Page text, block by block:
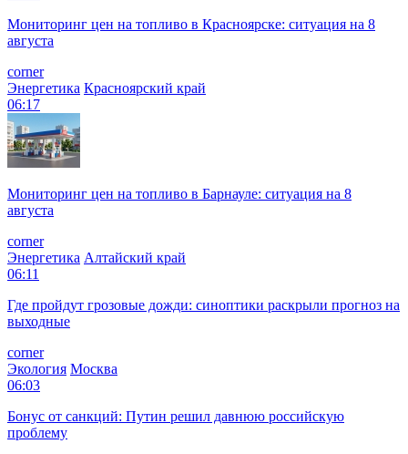
Мониторинг цен на топливо в Красноярске: ситуация на 8
августа
corner
Энергетика Красноярский край
06:17
Мониторинг цен на топливо в Барнауле: ситуация на 8
августа
corner
Энергетика Алтайский край
06:11
Где пройдут грозовые дожди: синоптики раскрыли прогноз на
выходные
corner
Экология Москва
06:03
Бонус от санкций: Путин решил давнюю российскую
проблему